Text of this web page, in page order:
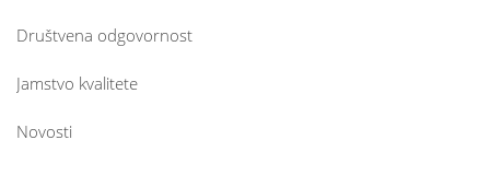
Društvena odgovornost
Jamstvo kvalitete
Novosti